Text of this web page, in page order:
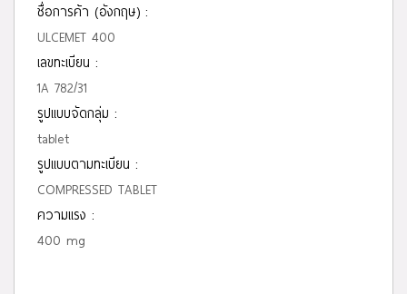
ชื่อการค้า (อังกฤษ) :
ULCEMET 400
เลขทะเบียน :
1A 782/31
รูปแบบจัดกลุ่ม :
tablet
รูปแบบตามทะเบียน :
COMPRESSED TABLET
ความแรง :
400 mg